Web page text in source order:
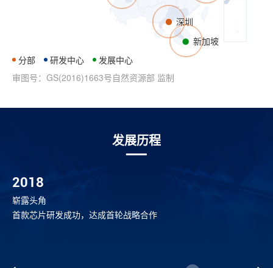
深圳
新加坡
分部
研发中心
发展中心
审图号：GS(2016)1663号自然资源部 监制
发展历程
2018
崭露头角
首款芯片研发成功，达成首轮战略合作